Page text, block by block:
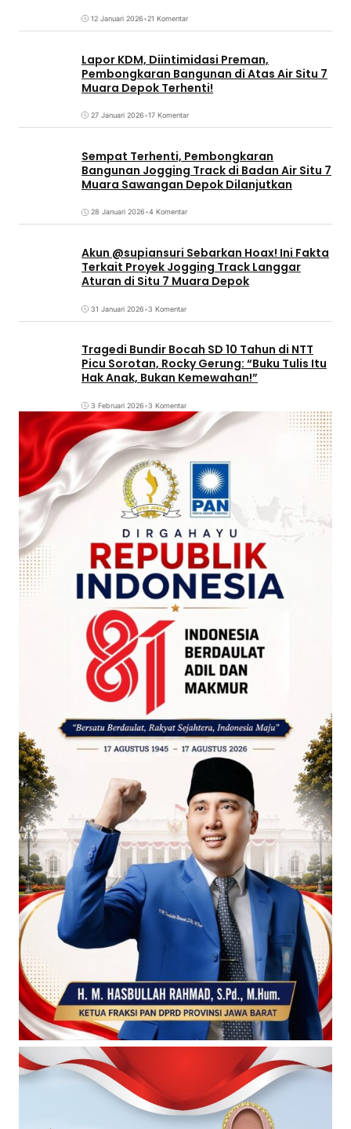
12 Januari 2026•21 Komentar
Lapor KDM, Diintimidasi Preman,
Pembongkaran Bangunan di Atas Air Situ 7
Muara Depok Terhenti!
27 Januari 2026•17 Komentar
Sempat Terhenti, Pembongkaran
Bangunan Jogging Track di Badan Air Situ 7
Muara Sawangan Depok Dilanjutkan
28 Januari 2026•4 Komentar
Akun @supiansuri Sebarkan Hoax! Ini Fakta
Terkait Proyek Jogging Track Langgar
Aturan di Situ 7 Muara Depok
31 Januari 2026•3 Komentar
Tragedi Bundir Bocah SD 10 Tahun di NTT
Picu Sorotan, Rocky Gerung: “Buku Tulis Itu
Hak Anak, Bukan Kemewahan!”
3 Februari 2026•3 Komentar